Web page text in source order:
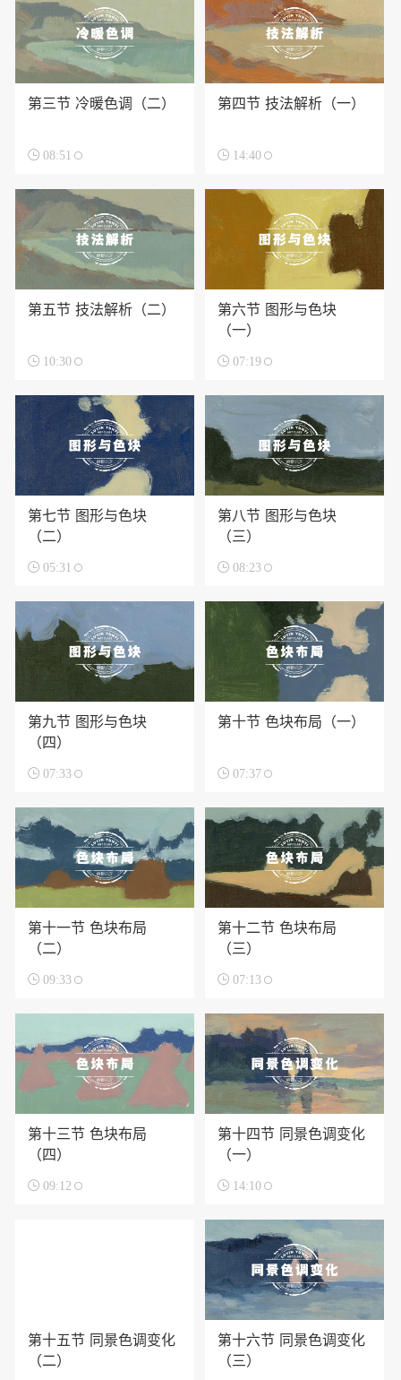
第三节 冷暖色调（二）
 08:51
第四节 技法解析（一）
 14:40
第五节 技法解析（二）
 10:30
第六节 图形与色块
（一）
 07:19
第七节 图形与色块
（二）
 05:31
第八节 图形与色块
（三）
 08:23
第九节 图形与色块
（四）
 07:33
第十节 色块布局（一）
 07:37
第十一节 色块布局
（二）
 09:33
第十二节 色块布局
（三）
 07:13
第十三节 色块布局
（四）
 09:12
第十四节 同景色调变化
（一）
 14:10
第十五节 同景色调变化
（二）
第十六节 同景色调变化
（三）